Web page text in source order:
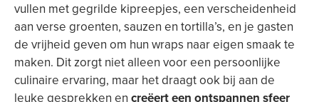
vullen met gegrilde kipreepjes, een verscheidenheid
aan verse groenten, sauzen en tortilla’s, en je gasten
de vrijheid geven om hun wraps naar eigen smaak te
maken. Dit zorgt niet alleen voor een persoonlijke
culinaire ervaring, maar het draagt ook bij aan de
leuke gesprekken en creëert een ontspannen sfeer